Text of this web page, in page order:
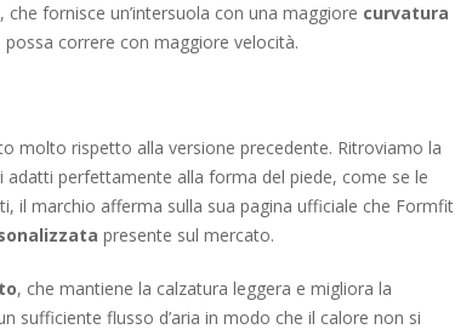
, che fornisce un’intersuola con una maggiore curvatura
correre con maggiore velocità.
molto rispetto alla versione precedente. Ritroviamo la
adatti perfettamente alla forma del piede, come se le
il marchio afferma sulla sua pagina ufficiale che Formfit
presente sul mercato.
, che mantiene la calzatura leggera e migliora la
sufficiente flusso d’aria in modo che il calore non si